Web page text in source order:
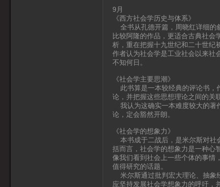
9月
《西方社会学历史与体系》
全书从孔德开篇，周晓红详细的
比较阿隆的作品，更适合古典社会
析，重在把握十九世纪和二十世纪
作者认为社会学是工业社会以来社
不知何日。
《社会学主要思潮》
此书算是一本较经典的评论书，
论，并把握这些思想理论之间的关
我认为这确实一本难度较大的著
论，定会豁然开朗。
《社会学的想象力》
本书成于二战后，是米尔斯对社
括而言，社会学的想象力是一种心
像我们看到社会上一些个体的事情
值得研究的话题。
米尔斯通过批判宏大理论、抽象
应坚持发展社会学想象力的呼吁，